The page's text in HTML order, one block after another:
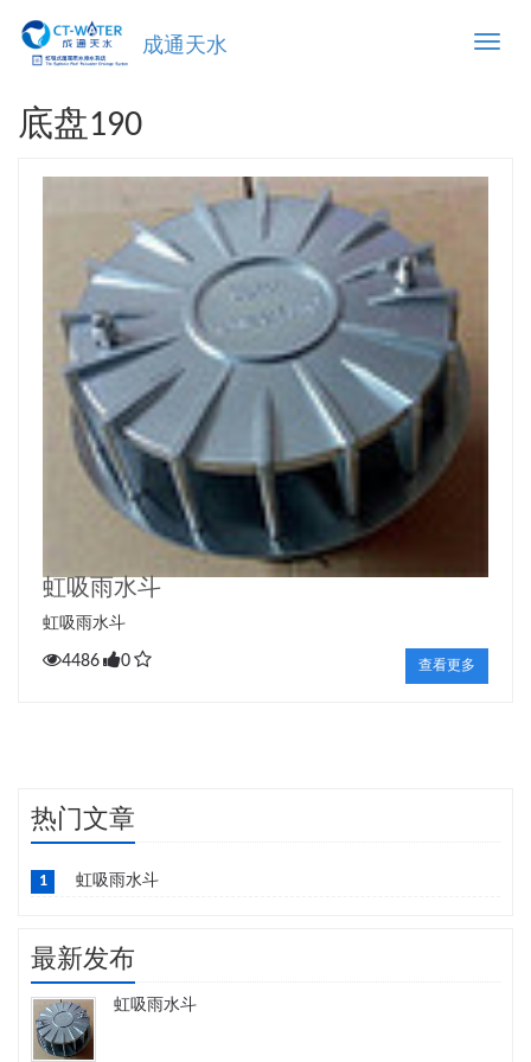
Toggle
成通天水
底盘190
虹吸雨水斗
虹吸雨水斗
4486 0 查看更多
热门文章
1 虹吸雨水斗
最新发布
虹吸雨水斗